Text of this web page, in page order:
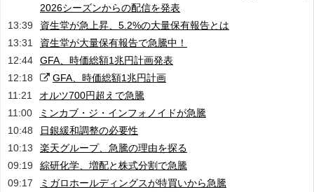
2026シーズンからの配信を発表
13:39
資生堂が急上昇、5.2%の大量保有報告とは
13:31
資生堂が大量保有報告で急騰中！
12:44
GFA、時価総額1兆円計画発表
12:18
GFA、時価総額1兆円計画
11:21
オルツ700円超えで急騰
11:00
ミンカブ・ジ・インフォノイドが急騰
10:48
日銀緩和調整の必要性
10:13
楽天グループ、急騰の理由を探る
09:19
綜研化学、増配と株式分割で急騰
09:17
ミガロホールディングスが特買いから急騰